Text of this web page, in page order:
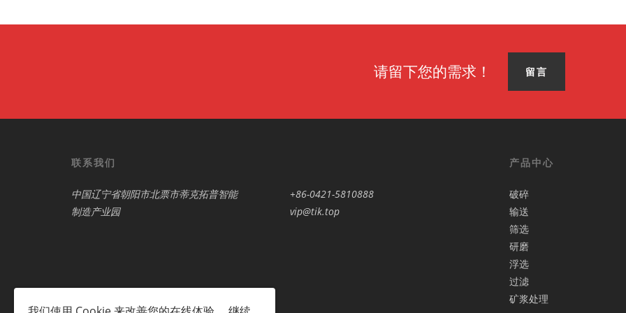
请留下您的需求！ 留言
联系我们
中国辽宁省朝阳市北票市蒂克拓普智能
制造产业园
+86-0421-5810888
vip@tik.top
产品中心
破碎
输送
筛选
研磨
浮选
过滤
矿浆处理